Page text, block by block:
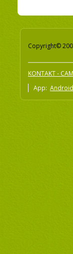
Copyright©
KONTAKT -
App: Android